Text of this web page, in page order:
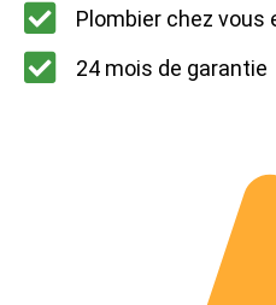
Plombier chez vous
24 mois de garantie